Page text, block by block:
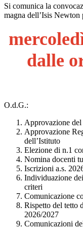
Si comunica la
magna dell’Isis
dalle
O.d.G.:
Approvazione del
Approvazione
dell’Istituto
Elezione di n.1
Nomina docenti
Iscrizioni a.s.
Individuazione
criteri
Comunicazione
Rispetto del tetto
2026/2027
Comunicazioni